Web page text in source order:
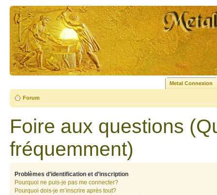
Metal Connexion
Forum
Foire aux questions
fréquemment)
Problèmes d’identification et d’inscription
Pourquoi ne puis-je pas me connecter?
Pourquoi dois-je m’inscrire après tout?